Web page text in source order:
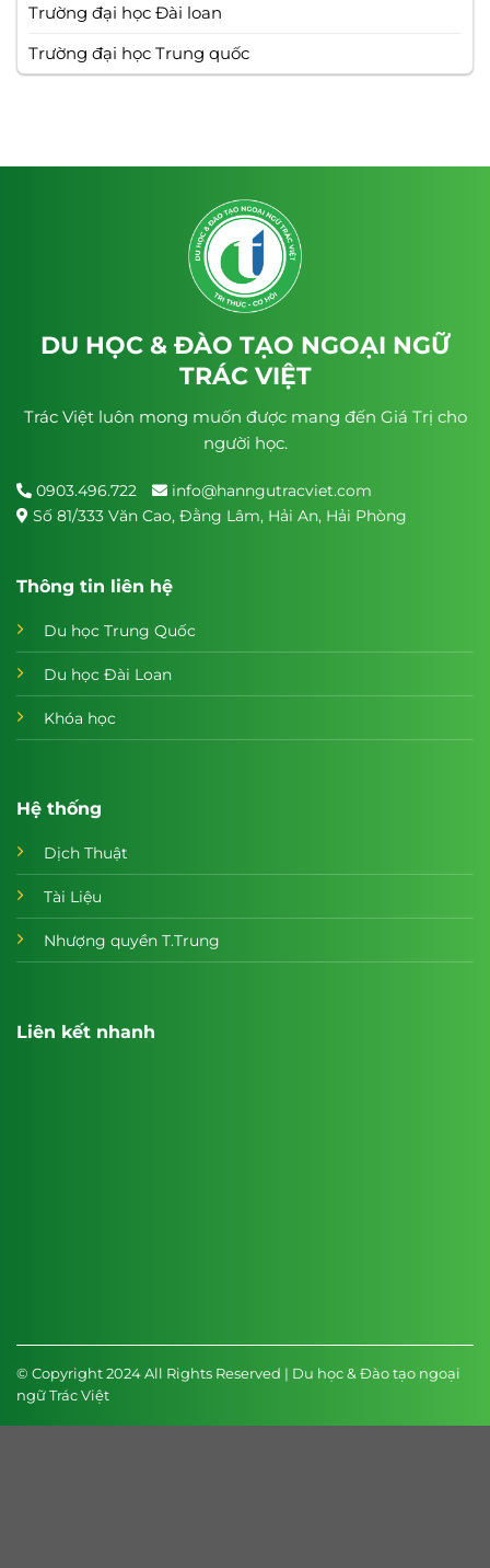
Trường đại học Đài loan
Trường đại học Trung quốc
DU HỌC & ĐÀO TẠO NGOẠI NGỮ
TRÁC VIỆT
Trác Việt luôn mong muốn được mang đến Giá Trị cho
người học.
0903.496.722
info@hanngutracviet.com
Số 81/333 Văn Cao, Đằng Lâm, Hải An, Hải Phòng
Thông tin liên hệ
Du học Trung Quốc
Du học Đài Loan
Khóa học
Hệ thống
Dịch Thuật
Tài Liệu
Nhượng quyền T.Trung
Liên kết nhanh
© Copyright 2024 All Rights Reserved | Du học & Đào tạo ngoại
ngữ Trác Việt